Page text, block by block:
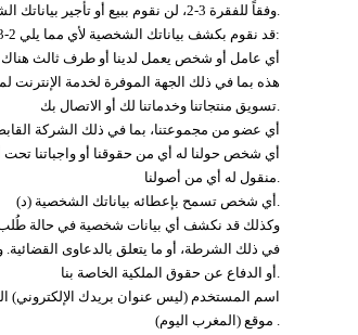
3-1 وفقاً للفقرة 3-2، لن نقوم ببيع أو تأجير بياناتك الشخصية إلى أي طرف ثالث.
3-2 قد نقوم بكشف بياناتك الشخصية لأي مما يلي:
هذه بما في ذلك الجهة الموفرة لخدمة الإنترنت
تسويق منتجاتنا وخدماتنا لك أو الاتصال بك.
(‌ب) أي عضو من مجموعتنا، بما في ذلك الشركة
منقول له أي من أصولنا.
(‌د) أي شخص تسمح بإعطائه بياناتك الشخصية.
في ذلك الشرطة، أو ما يتعلق بالدعاوى
أو الدفاع عن حقوق الملكية الخاصة بنا.
موقع (المغرب اليوم) .